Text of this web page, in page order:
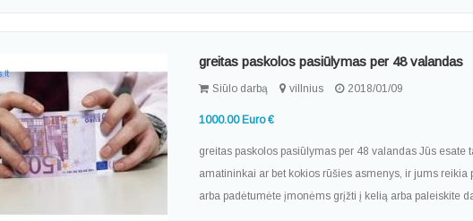
greitas paskolos pasiūlymas per 48 valandas
Siūlo darbą villnius 2018/01/09
1000.00 Euro €
greitas paskolos pasiūlymas per 48 valandas Jūs esate
amatininkai ar bet kokios rūšies asmenys, ir jums
arba padėtumėte įmonėms grįžti į kelią arba paleiskite